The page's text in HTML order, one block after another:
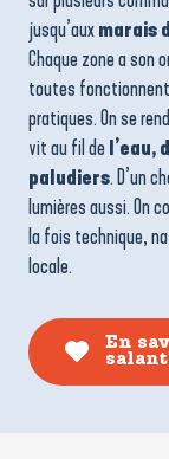
jusqu’auxmarais
Chaque zone a son
toutes fonctionnent
pratiques. On se
vit au fil del’eau,
paludiers. D’un
lumières aussi. On
la fois technique,
locale.
En